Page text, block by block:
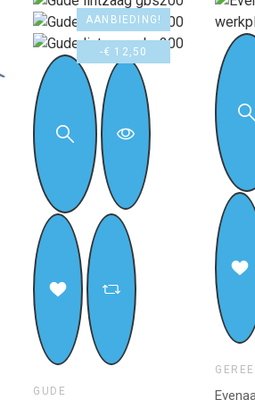
GUDE
AANBIEDING!
-€ 12,50